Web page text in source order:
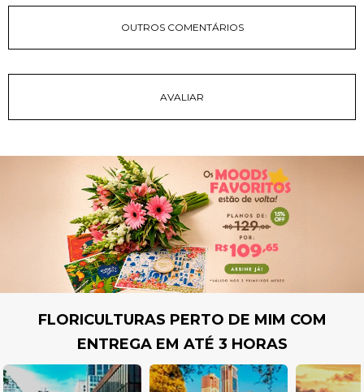
OUTROS COMENTÁRIOS
FLORICULTURAS PERTO DE MIM COM
ENTREGA EM ATÉ 3 HORAS